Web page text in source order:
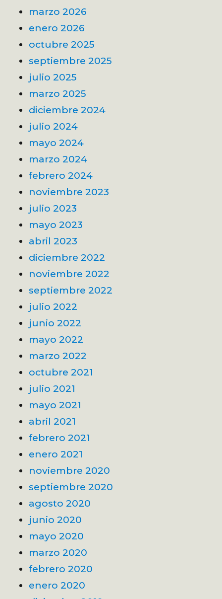
marzo 2026
enero 2026
octubre 2025
septiembre 2025
julio 2025
marzo 2025
diciembre 2024
julio 2024
mayo 2024
marzo 2024
febrero 2024
noviembre 2023
julio 2023
mayo 2023
abril 2023
diciembre 2022
noviembre 2022
septiembre 2022
julio 2022
junio 2022
mayo 2022
marzo 2022
octubre 2021
julio 2021
mayo 2021
abril 2021
febrero 2021
enero 2021
noviembre 2020
septiembre 2020
agosto 2020
junio 2020
mayo 2020
marzo 2020
febrero 2020
enero 2020